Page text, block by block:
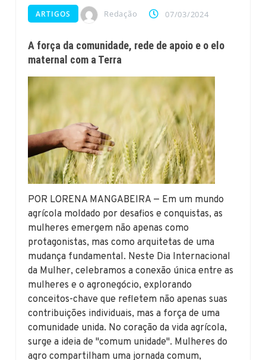
ARTIGOS Redação 07/03/2024
A força da comunidade, rede de apoio e o elo
maternal com a Terra
POR LORENA MANGABEIRA — Em um mundo
agrícola moldado por desafios e conquistas, as
mulheres emergem não apenas como
protagonistas, mas como arquitetas de uma
mudança fundamental. Neste Dia Internacional
da Mulher, celebramos a conexão única entre as
mulheres e o agronegócio, explorando
conceitos-chave que refletem não apenas suas
contribuições individuais, mas a força de uma
comunidade unida. No coração da vida agrícola,
surge a ideia de "comum unidade". Mulheres do
agro compartilham uma jornada comum,